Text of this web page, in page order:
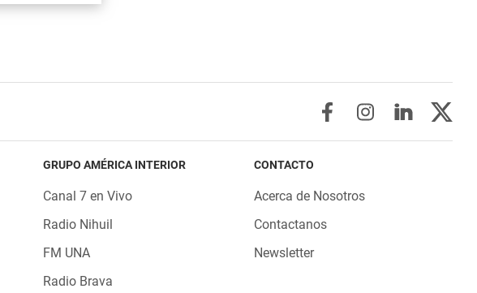
GRUPO AMÉRICA INTERIOR
Canal 7 en Vivo
Radio Nihuil
FM UNA
Radio Brava
CONTACTO
Acerca de Nosotros
Contactanos
Newsletter